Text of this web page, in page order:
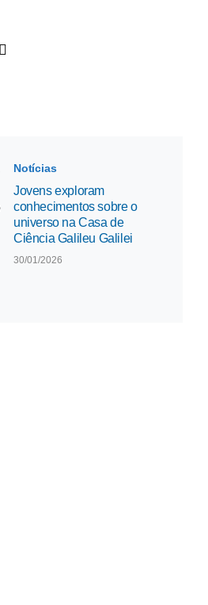
Notícias
Jovens exploram
conhecimentos sobre o
universo na Casa de
Ciência Galileu Galilei
30/01/2026